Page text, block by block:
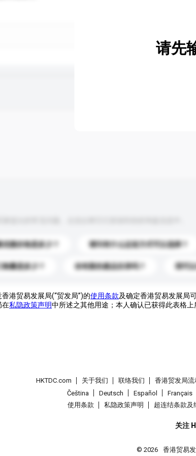
惠价格是多少？ 请问有什么运送方式可以选择？
量是多少？ 你有新的產品目录吗？ 我可
请先
港贸易发展局(“贸发局”)的使用条款及确定香港贸易发展局
在私隐政策声明中所述之其他用途；本人确认已获得此表格
HKTDC.com 关于我们 联络我们 香港贸发局
Čeština
Deutsch Español Français
使用条款
私隐政策声明 超连结条款及
关注
© 2026 香港贸易